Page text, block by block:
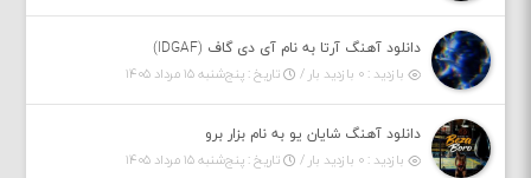
دانلود آهنگ آرتا به نام آی دی گاف (IDGAF)
بازدید : ۰ بازدید بار /
تاریخ : پنج‌شنبه ۱۵ مرداد ۱۴۰۵
دانلود آهنگ شایان یو به نام بزار برو
بازدید : ۰ بازدید بار /
تاریخ : پنج‌شنبه ۱۵ مرداد ۱۴۰۵